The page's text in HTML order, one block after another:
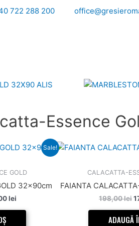
722 288 200
Essence
Sale!
GOLD
32x90cm
lei
Prețul
189,00 lei.
CALACATTA-
FAIANTA
198,00lei
ADAUGĂ